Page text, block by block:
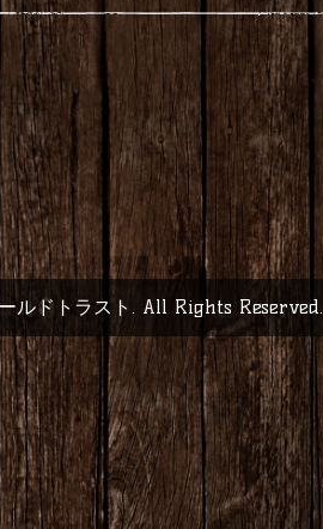
ドトラスト . All Rights Reserved.